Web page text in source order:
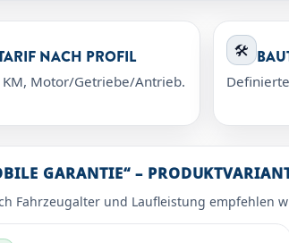
NACH PROFIL
KM, Motor/Getriebe/Antrieb.
🛠️
GARANTIE“ –
Fahrzeugalter und Laufleistung empfehlen